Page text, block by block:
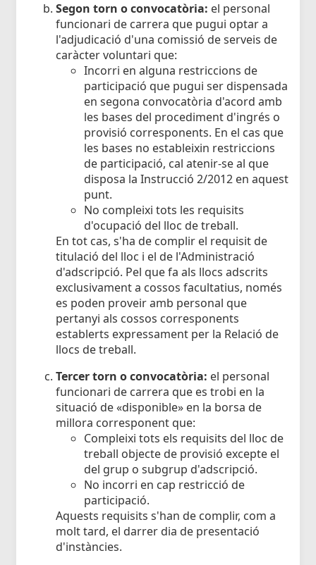
Segon torn o convocatòria: el personal
funcionari de carrera que pugui optar a
l'adjudicació d'una comissió de serveis de
caràcter voluntari que:
Incorri en alguna restriccions de
participació que pugui ser dispensada
en segona convocatòria d'acord amb
les bases del procediment d'ingrés o
provisió corresponents. En el cas que
les bases no estableixin restriccions
de participació, cal atenir-se al que
disposa la Instrucció 2/2012 en aquest
punt.
No compleixi tots les requisits
d'ocupació del lloc de treball.
En tot cas, s'ha de complir el requisit de
titulació del lloc i el de l'Administració
d'adscripció. Pel que fa als llocs adscrits
exclusivament a cossos facultatius, només
es poden proveir amb personal que
pertanyi als cossos corresponents
establerts expressament per la Relació de
llocs de treball.
Tercer torn o convocatòria: el personal
funcionari de carrera que es trobi en la
situació de «disponible» en la borsa de
millora corresponent que:
Compleixi tots els requisits del lloc de
treball objecte de provisió excepte el
del grup o subgrup d'adscripció.
No incorri en cap restricció de
participació.
Aquests requisits s'han de complir, com a
molt tard, el darrer dia de presentació
d'instàncies.